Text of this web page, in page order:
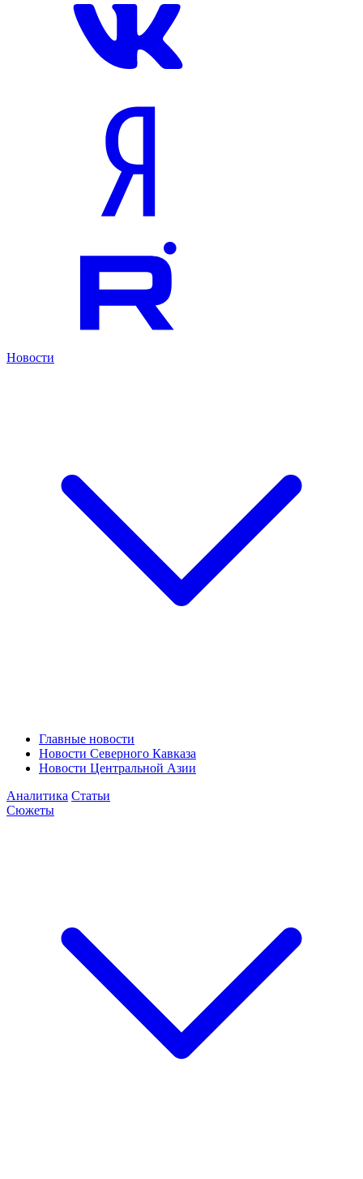
Новости
Главные новости
Новости Северного Кавказа
Новости Центральной Азии
Аналитика Статьи
Сюжеты